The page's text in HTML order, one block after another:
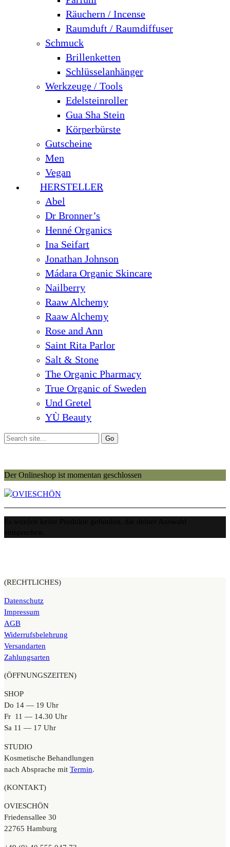
Räuchern / Incense
Raumduft / Raumdiffuser
Schmuck
Brillenketten
Schlüsselanhänger
Werkzeuge / Tools
Edelsteinroller
Gua Sha Stein
Körperbürste
Gutscheine
Men
Vegan
HERSTELLER
Abel
Dr Bronner’s
Henné Organics
Ina Seifart
Jonathan Johnson
Mádara Organic Skincare
Nailberry
Raaw Alchemy
Raaw Alchemy
Rose and Ann
Saint Rita Parlor
Salt & Stone
The Organic Pharmacy
True Organic of Sweden
Und Gretel
YÙ Beauty
Der Onlineshop ist momentan geschlossen
(RECHTLICHES)
Datenschutz
Impressum
AGB
Widerrufsbelehrung
Versandarten
Zahlungsarten
(ÖFFNUNGSZEITEN)
SHOP
Do 14 — 19 Uhr
Fr 11 — 14.30 Uhr
Sa 11 — 17 Uhr
STUDIO
Kosmetische Behandlungen
nach Absprache mit Termin.
(KONTAKT)
OVIESCHÖN
Friedensallee 30
22765 Hamburg